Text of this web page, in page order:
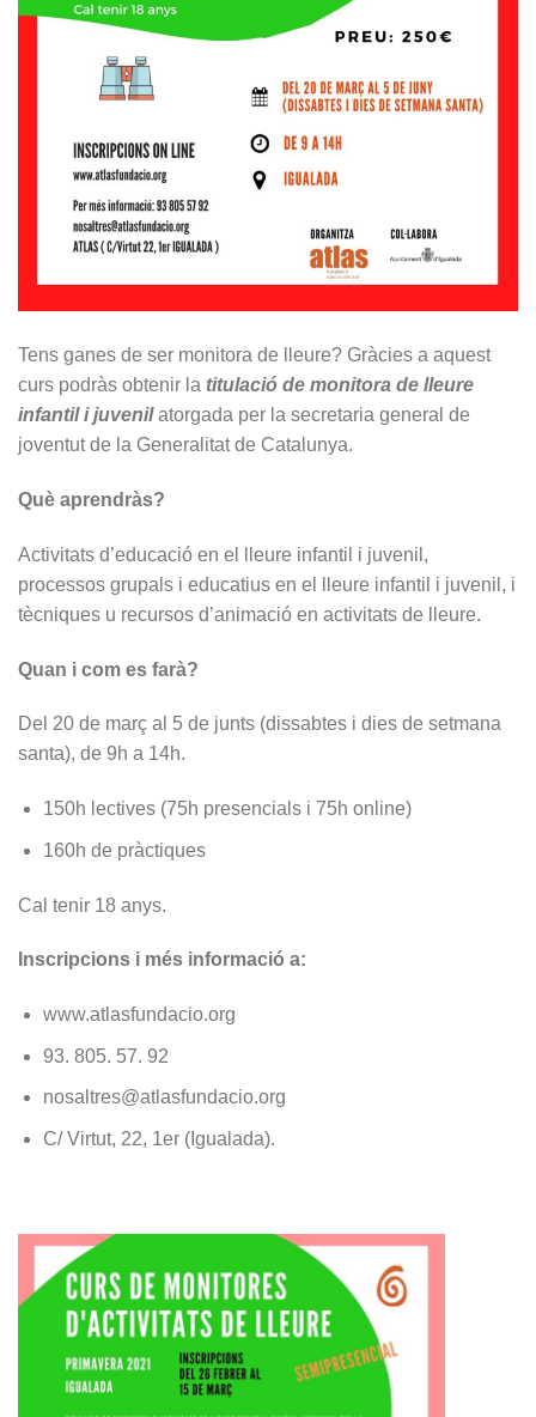
Tens ganes de ser monitora de lleure? Gràcies a aquest
curs podràs obtenir la titulació de monitora de lleure
infantil i juvenilatorgada per la secretaria general de
joventut de la Generalitat de Catalunya.
Què aprendràs?
Activitats d’educació en el lleure infantil i juvenil,
processos grupals i educatius en el lleure infantil i juvenil, i
tècniques u recursos d’animació en activitats de lleure.
Quan i com es farà?
Del 20 de març al 5 de junts (dissabtes i dies de setmana
santa), de 9h a 14h.
150h lectives (75h presencials i 75h online)
160h de pràctiques
Cal tenir 18 anys.
Inscripcions i més informació a:
www.atlasfundacio.org
93. 805. 57. 92
nosaltres@atlasfundacio.org
C/ Virtut, 22, 1er (Igualada).